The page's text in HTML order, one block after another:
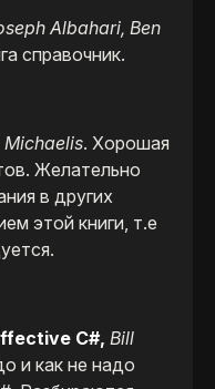
Albahari, Ben
справочник.
Michaelis. Хорошая
Желательно
в других
этой книги, т.е
C#, Bill
и как не надо